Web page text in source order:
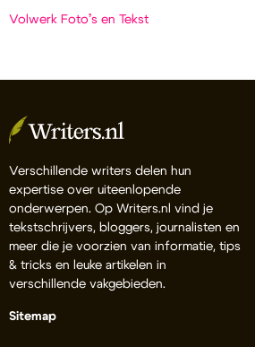
Volwerk Foto’s en Tekst
Verschillende writers delen hun
expertise over uiteenlopende
onderwerpen. Op Writers.nl vind je
tekstschrijvers, bloggers, journalisten en
meer die je voorzien van informatie, tips
& tricks en leuke artikelen in
verschillende vakgebieden.
Sitemap